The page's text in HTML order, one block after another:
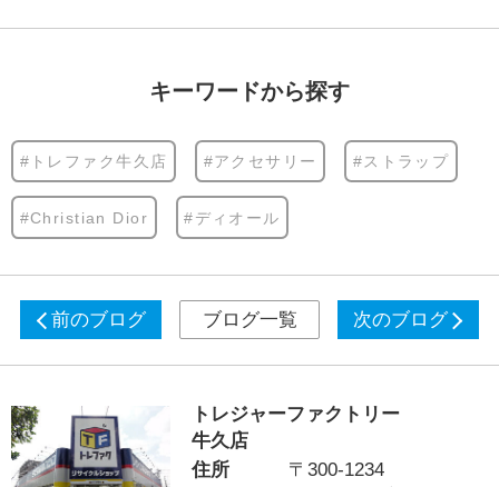
キーワードから探す
#トレファク牛久店 #アクセサリー #ストラップ
#Christian Dior #ディオール
前のブログ ブログ一覧 次のブログ
トレジャーファクトリー
牛久店
住所
〒300-1234